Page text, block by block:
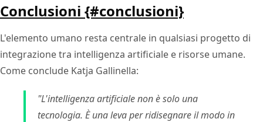
Conclusioni {#conclusioni}
L'elemento umano resta centrale in qualsiasi progetto di
integrazione tra intelligenza artificiale e risorse umane.
Come conclude Katja Gallinella:
"L'intelligenza artificiale non è solo una
tecnologia. È una leva per ridisegnare il modo in